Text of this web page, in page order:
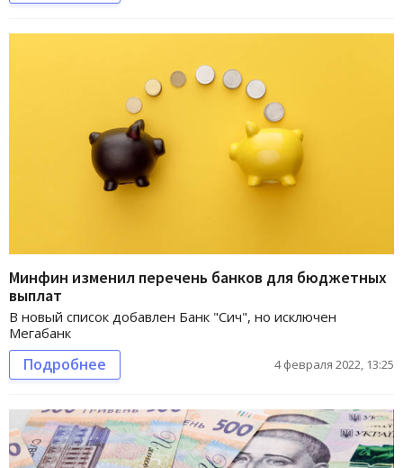
Минфин изменил перечень банков для бюджетных
выплат
В новый список добавлен Банк "Сич", но исключен
Мегабанк
Подробнее 4 февраля 2022, 13:25